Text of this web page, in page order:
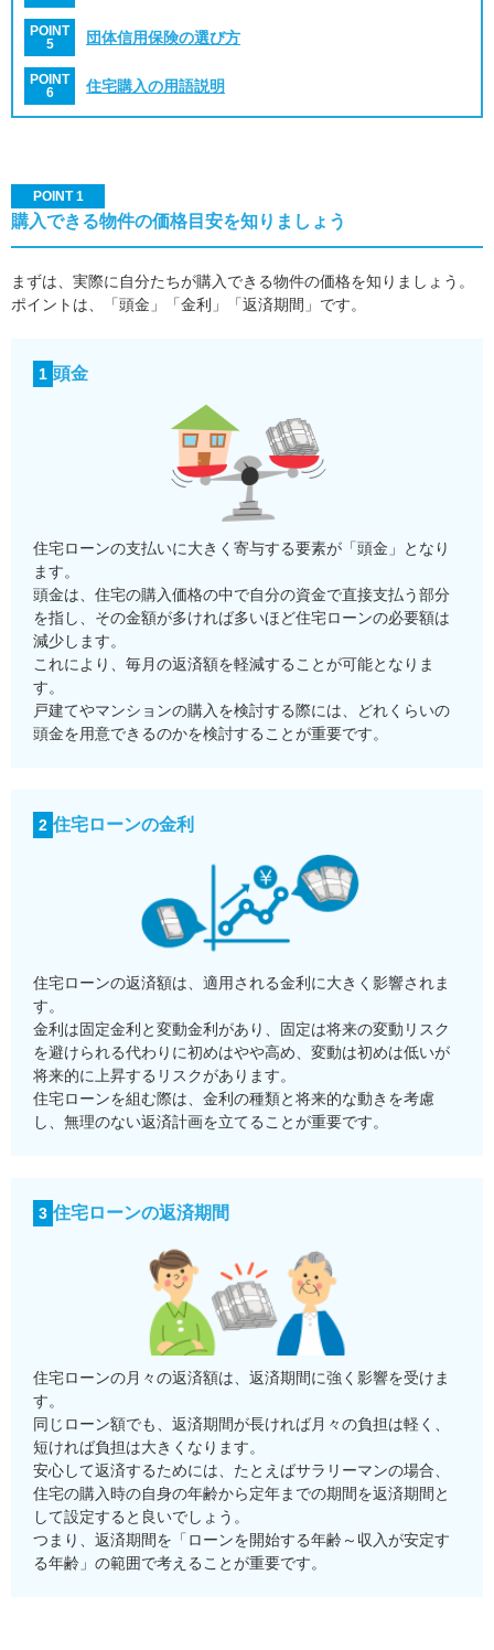
POINT
5
団体信用保険の選び方
POINT
6
住宅購入の用語説明
POINT 1
購入できる物件の価格目安を知りましょう
まずは、実際に自分たちが購入できる物件の価格を知りましょう。
ポイントは、「頭金」「金利」「返済期間」です。
1 頭金
住宅ローンの支払いに大きく寄与する要素が「頭金」となり
ます。
頭金は、住宅の購入価格の中で自分の資金で直接支払う部分
を指し、その金額が多ければ多いほど住宅ローンの必要額は
減少します。
これにより、毎月の返済額を軽減することが可能となりま
す。
戸建てやマンションの購入を検討する際には、どれくらいの
頭金を用意できるのかを検討することが重要です。
2 住宅ローンの金利
住宅ローンの返済額は、適用される金利に大きく影響されま
す。
金利は固定金利と変動金利があり、固定は将来の変動リスク
を避けられる代わりに初めはやや高め、変動は初めは低いが
将来的に上昇するリスクがあります。
住宅ローンを組む際は、金利の種類と将来的な動きを考慮
し、無理のない返済計画を立てることが重要です。
3 住宅ローンの返済期間
住宅ローンの月々の返済額は、返済期間に強く影響を受けま
す。
同じローン額でも、返済期間が長ければ月々の負担は軽く、
短ければ負担は大きくなります。
安心して返済するためには、たとえばサラリーマンの場合、
住宅の購入時の自身の年齢から定年までの期間を返済期間と
して設定すると良いでしょう。
つまり、返済期間を「ローンを開始する年齢～収入が安定す
る年齢」の範囲で考えることが重要です。